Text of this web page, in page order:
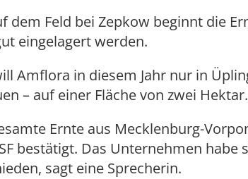
dem Feld bei Zepkow beginnt die
eingelagert werden.
Amflora in diesem Jahr nur in
– auf einer Fläche von zwei Hektar.
Ernte aus Mecklenburg-
bestätigt. Das Unternehmen habe
sagt eine Sprecherin.